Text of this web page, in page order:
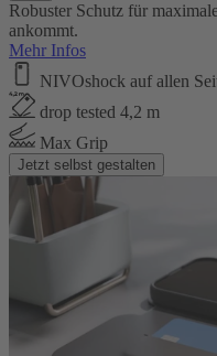
Robuster Schutz für
ankommt.
Mehr Infos
NIVOshock auf allen
drop tested 4,2 m
Max Grip
Jetzt selbst gestalten